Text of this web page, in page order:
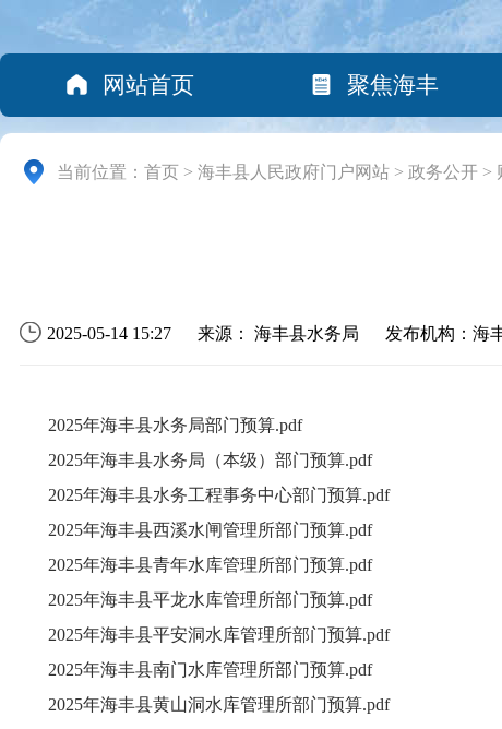
网站首页 聚焦海丰
当前位置： 首页 > 海丰县人民政府门户网站 > 政务公开 >
2025-05-14 15:27 来源： 海丰县水务局 发布机构：海
2025年海丰县水务局部门预算.pdf
2025年海丰县水务局（本级）部门预算.pdf
2025年海丰县水务工程事务中心部门预算.pdf
2025年海丰县西溪水闸管理所部门预算.pdf
2025年海丰县青年水库管理所部门预算.pdf
2025年海丰县平龙水库管理所部门预算.pdf
2025年海丰县平安洞水库管理所部门预算.pdf
2025年海丰县南门水库管理所部门预算.pdf
2025年海丰县黄山洞水库管理所部门预算.pdf